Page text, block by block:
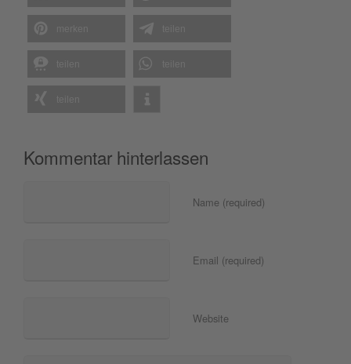
Kommentar hinterlassen
Name (required)
Email (required)
Website